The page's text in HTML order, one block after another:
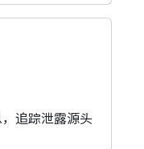
追踪泄露源头